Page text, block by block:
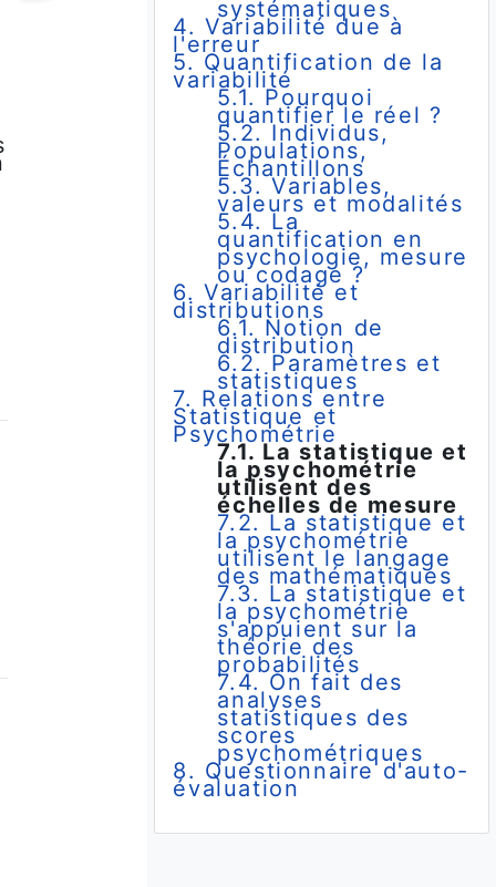
systématiques
4. Variabilité due à
l'erreur
5. Quantification de la
variabilité
5.1. Pourquoi
quantifier le réel ?
5.2. Individus,
Populations,
Échantillons
5.3. Variables,
valeurs et modalités
5.4. La
quantification en
psychologie, mesure
ou codage ?
6. Variabilité et
distributions
6.1. Notion de
distribution
6.2. Paramètres et
statistiques
7. Relations entre
Statistique et
Psychométrie
7.1. La statistique et
la psychométrie
utilisent des
échelles de mesure
7.2. La statistique et
la psychométrie
utilisent le langage
des mathématiques
7.3. La statistique et
la psychométrie
s'appuient sur la
théorie des
probabilités
7.4. On fait des
analyses
statistiques des
scores
psychométriques
8. Questionnaire d'auto-
évaluation